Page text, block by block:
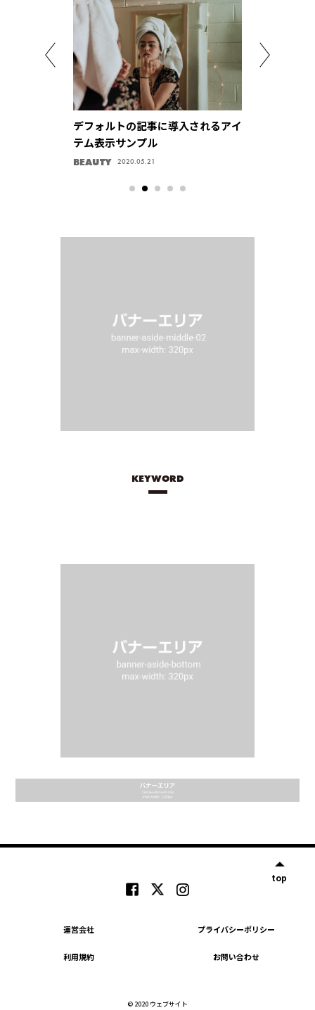
デフォルトの記事に導入されるアイ
テム表示サンプル
BEAUTY 2020.05.21
KEYWORD
top
運営会社 プライバシーポリシー
利用規約 お問い合わせ
© 2020 ウェブサイト